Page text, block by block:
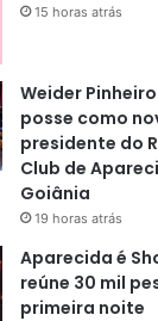
15 horas atrás
Weider
posse como
presidente do
Club de
Goiânia
19 horas atrás
Aparecida é
reúne 30 mil
primeira noite